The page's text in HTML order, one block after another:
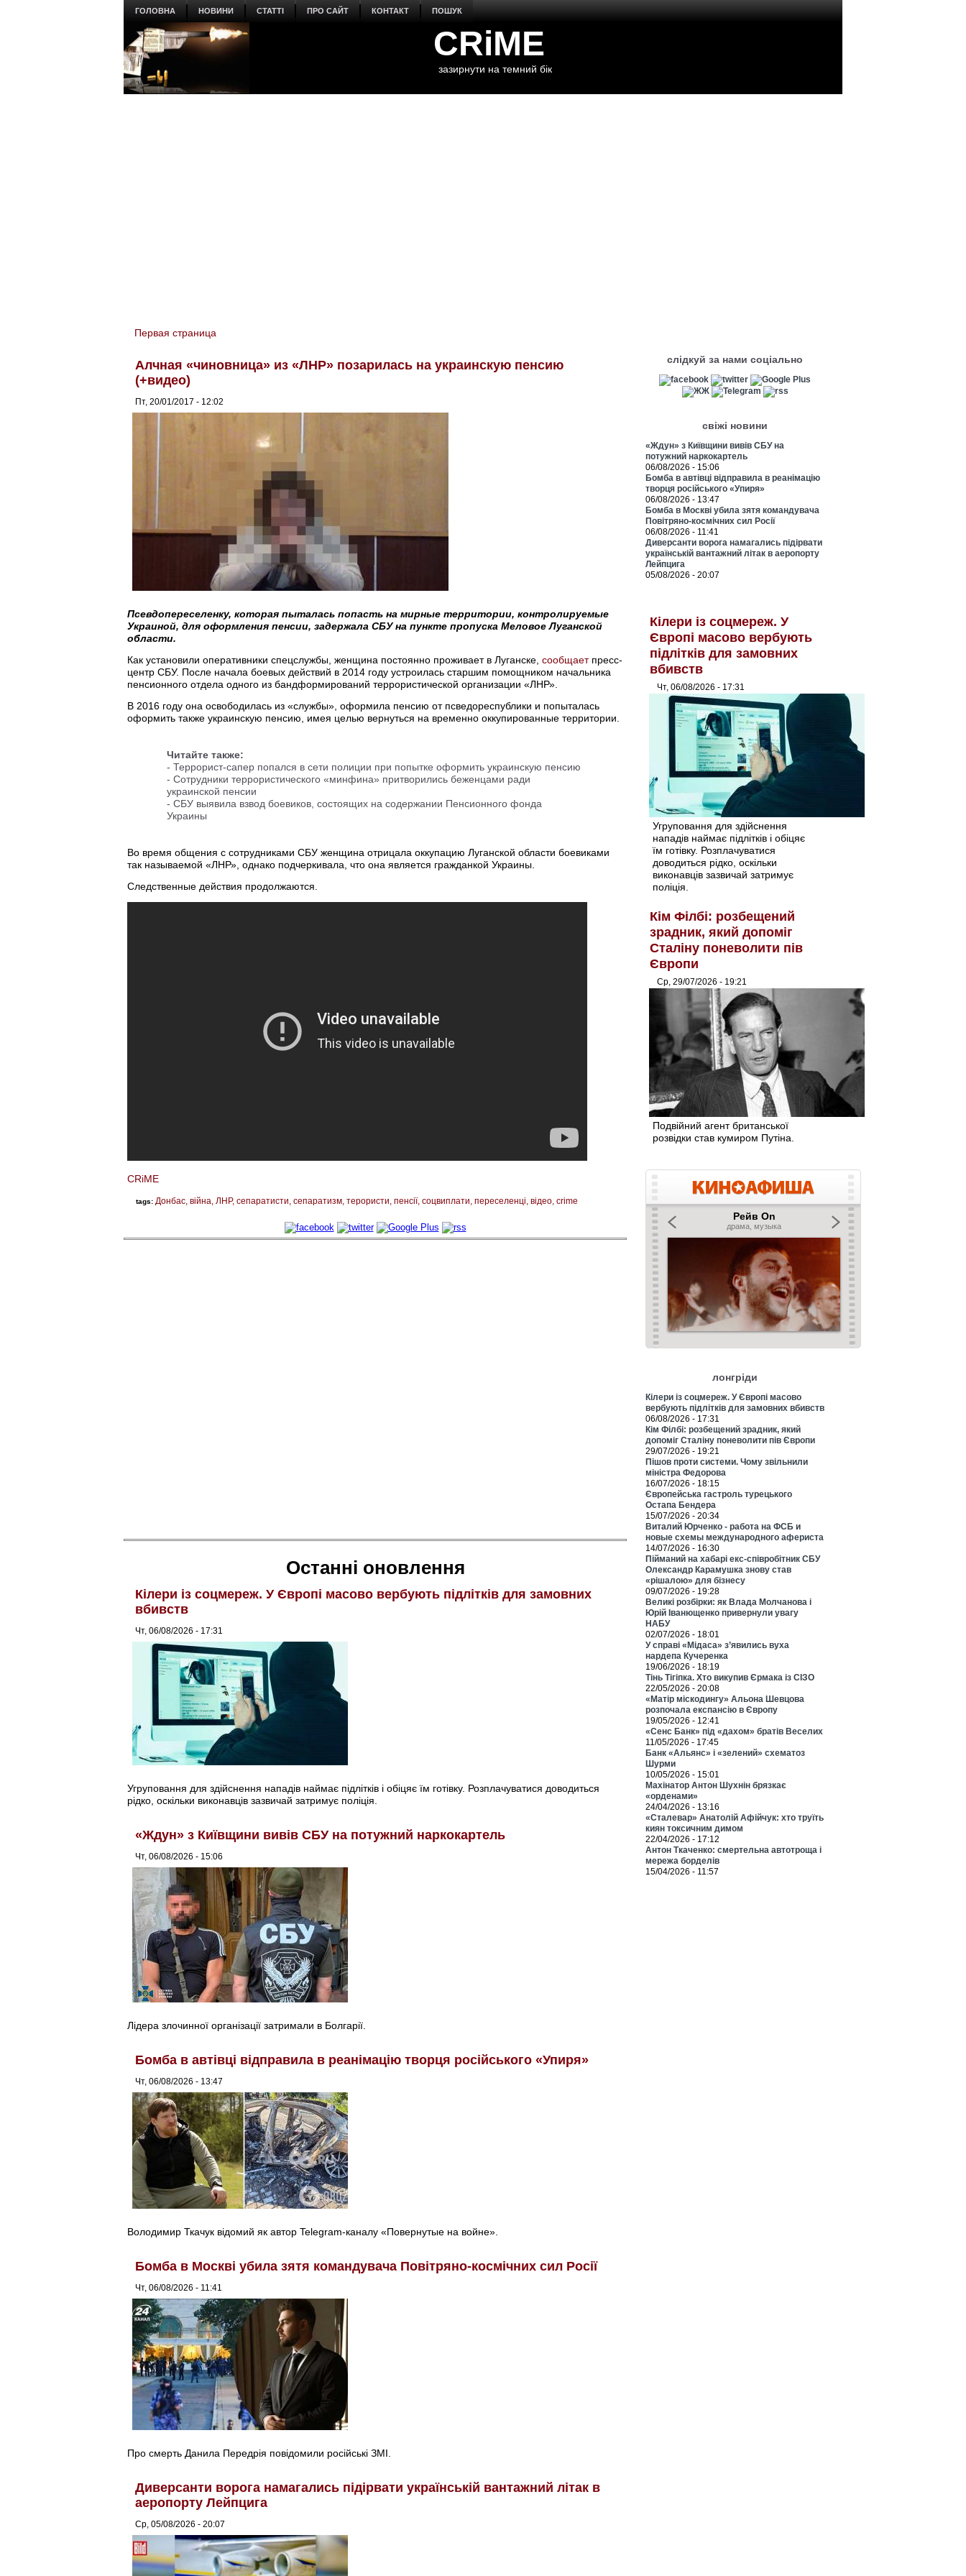
ГОЛОВНА НОВИНИ СТАТТІ ПРО САЙТ КОНТАКТ ПОШУК
CRiME
зазирнути на темний бік
You are here
Первая страница
Алчная «чиновница» из «ЛНР» позарилась на украинскую пенсию
(+видео)
Пт, 20/01/2017 - 12:02
Псевдопереселенку, которая пыталась попасть на мирные территории, контролируемые
Украиной, для оформления пенсии, задержала СБУ на пункте пропуска Меловое Луганской
области.
Как установили оперативники спецслужбы, женщина постоянно проживает в Луганске, сообщаетпресс-
центр СБУ. После начала боевых действий в 2014 году устроилась старшим помощником начальника
пенсионного отдела одного из бандформирований террористической организации «ЛНР».
В 2016 году она освободилась из «службы», оформила пенсию от псведореспублики и попыталась
оформить также украинскую пенсию, имея целью вернуться на временно оккупированные территории.
Читайте также:
- Террорист-сапер попался в сети полиции при попытке оформить украинскую пенсию
- Сотрудники террористического «минфина» притворились беженцами ради
украинской пенсии
- СБУ выявила взвод боевиков, состоящих на содержании Пенсионного фонда
Украины
Во время общения с сотрудниками СБУ женщина отрицала оккупацию Луганской области боевиками
так называемой «ЛНР», однако подчеркивала, что она является гражданкой Украины.
Следственные действия продолжаются.
CRiME
tags: Донбас війна ЛНР сепаратисти сепаратизм терористи пенсії соцвиплати переселенці відео crime
Останні оновлення
Кілери із соцмереж. У Європі масово вербують підлітків для замовних
вбивств
Чт, 06/08/2026 - 17:31
Угруповання для здійснення нападів наймає підлітків і обіцяє їм готівку. Розплачуватися доводиться
рідко, оскільки виконавців зазвичай затримує поліція.
«Ждун» з Київщини вивів СБУ на потужний наркокартель
Чт, 06/08/2026 - 15:06
Лідера злочинної організації затримали в Болгарії.
Бомба в автівці відправила в реанімацію творця російського «Упиря»
Чт, 06/08/2026 - 13:47
Володимир Ткачук відомий як автор Telegram-каналу «Повернутые на войне».
Бомба в Москві убила зятя командувача Повітряно-космічних сил Росії
Чт, 06/08/2026 - 11:41
Про смерть Данила Передрія повідомили російські ЗМІ.
Диверсанти ворога намагались підірвати українській вантажний літак в
аеропорту Лейпцига
Ср, 05/08/2026 - 20:07
слідкуй за нами соціально
свіжі новини
«Ждун» з Київщини вивів СБУ на
потужний наркокартель
06/08/2026 - 15:06
Бомба в автівці відправила в реанімацію
творця російського «Упиря»
06/08/2026 - 13:47
Бомба в Москві убила зятя командувача
Повітряно-космічних сил Росії
06/08/2026 - 11:41
Диверсанти ворога намагались підірвати
українській вантажний літак в аеропорту
Лейпцига
05/08/2026 - 20:07
Кілери із соцмереж. У
Європі масово вербують
підлітків для замовних
вбивств
Чт, 06/08/2026 - 17:31
Угруповання для здійснення
нападів наймає підлітків і обіцяє
їм готівку. Розплачуватися
доводиться рідко, оскільки
виконавців зазвичай затримує
поліція.
Кім Філбі: розбещений
зрадник, який допоміг
Сталіну поневолити пів
Європи
Ср, 29/07/2026 - 19:21
Подвійний агент британської
розвідки став кумиром Путіна.
лонгріди
Кілери із соцмереж. У Європі масово
вербують підлітків для замовних вбивств
06/08/2026 - 17:31
Кім Філбі: розбещений зрадник, який
допоміг Сталіну поневолити пів Європи
29/07/2026 - 19:21
Пішов проти системи. Чому звільнили
міністра Федорова
16/07/2026 - 18:15
Європейська гастроль турецького
Остапа Бендера
15/07/2026 - 20:34
Виталий Юрченко - работа на ФСБ и
новые схемы международного афериста
14/07/2026 - 16:30
Пійманий на хабарі екс-співробітник СБУ
Олександр Карамушка знову став
«рішалою» для бізнесу
09/07/2026 - 19:28
Великі розбірки: як Влада Молчанова і
Юрій Іванющенко привернули увагу
НАБУ
02/07/2026 - 18:01
У справі «Мідаса» з’явились вуха
нардепа Кучеренка
19/06/2026 - 18:19
Тінь Тігіпка. Хто викупив Єрмака із СІЗО
22/05/2026 - 20:08
«Матір міскодингу» Альона Шевцова
розпочала експансію в Європу
19/05/2026 - 12:41
«Сенс Банк» під «дахом» братів Веселих
11/05/2026 - 17:45
Банк «Альянс» і «зелений» схематоз
Шурми
10/05/2026 - 15:01
Махінатор Антон Шухнін брязкає
«орденами»
24/04/2026 - 13:16
«Сталевар» Анатолій Афійчук: хто труїть
киян токсичним димом
22/04/2026 - 17:12
Антон Ткаченко: смертельна автотроща і
мережа борделів
15/04/2026 - 11:57